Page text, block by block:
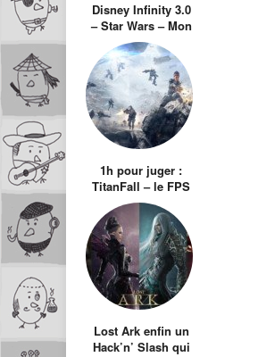
Disney Infinity 3.0
– Star Wars – Mon
argent te donner je
dois
1h pour juger :
TitanFall – le FPS
à la fois simple et
nerveux !
Lost Ark enfin un
Hack’n’ Slash qui